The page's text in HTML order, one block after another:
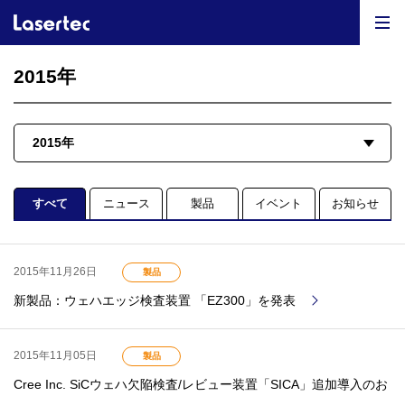
2015年
すべて ニュース 製品 イベント お知らせ
2015年11月26日 製品
新製品：ウェハエッジ検査装置 「EZ300」を発表
2015年11月05日 製品
Cree Inc. SiCウェハ欠陥検査/レビュー装置「SICA」追加導入のお